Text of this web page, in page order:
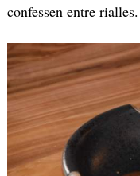
confessen entre rialles.